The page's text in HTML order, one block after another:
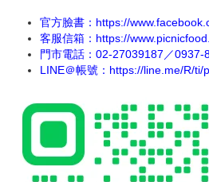
官方臉書： https://
客服信箱：https://
門市電話：02-27039187／0937-
LINE＠帳號： https://line.me/R/ti/